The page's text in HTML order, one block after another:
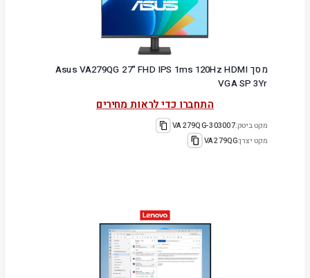
מסך Asus VA279QG 27" FHD IPS 1ms 120Hz HDMI
VGA SP 3Yr
התחברו כדי לראות מחירים
מקט ביטק:303007-VA279QG
מקט יצרן:VA279QG